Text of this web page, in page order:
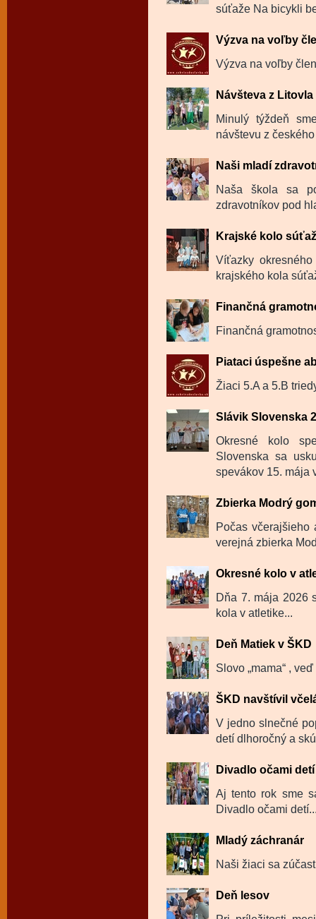
súťaže Na bicykli
Výzva na voľby
Výzva na voľby
Návšteva z Litovla
Minulý týždeň
návštevu z
Naši mladí
Naša škola sa
zdravotníkov pod
Krajské kolo
Víťazky
krajského kola
Finančná
Finančná
Piataci úspešne
Žiaci 5.A a 5.B
Slávik Slovenska
Okresné kolo
Slovenska sa
spevákov 15. mája
Zbierka Modrý
Počas
verejná zbierka
Okresné kolo v
Dňa 7. mája 2026
kola v atletike...
Deň Matiek v ŠKD
Slovo „mama“ ,
ŠKD navštívil
V jedno slnečné
detí dlhoročný a
Divadlo očami detí
Aj tento rok sme
Divadlo očami
Mladý záchranár
Naši žiaci sa
Deň lesov